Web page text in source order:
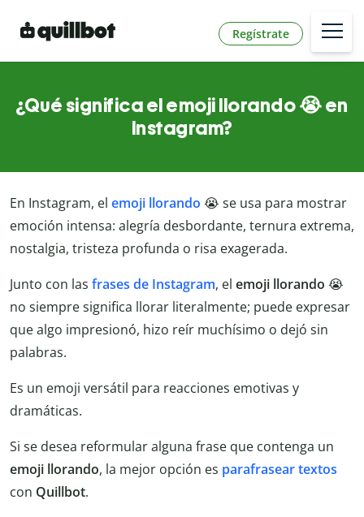
Regístrate
¿Qué significa el emoji llorando 😭 en
Instagram?
En Instagram, el emoji llorando 😭 se usa para mostrar
emoción intensa: alegría desbordante, ternura extrema,
nostalgia, tristeza profunda o risa exagerada.
Junto con las frases de Instagram, el emoji llorando 😭
no siempre significa llorar literalmente; puede expresar
que algo impresionó, hizo reír muchísimo o dejó sin
palabras.
Es un emoji versátil para reacciones emotivas y
dramáticas.
Si se desea reformular alguna frase que contenga un
emoji llorando, la mejor opción es parafrasear textos
con Quillbot.